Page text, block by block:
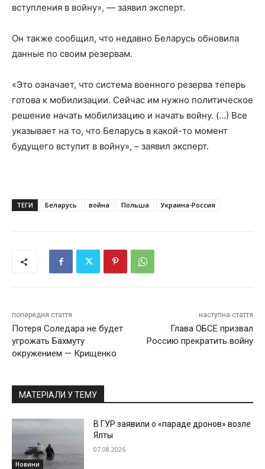
вступления в войну», — заявил эксперт.
Он также сообщил, что недавно Беларусь обновила
данные по своим резервам.
«Это означает, что система военного резерва теперь
готова к мобилизации. Сейчас им нужно политическое
решение начать мобилизацию и начать войну. (…) Все
указывает на то, что Беларусь в какой-то момент
будущего вступит в войну», – заявил эксперт.
ТЕГИ Беларусь война Польша Украина-Россия
попередня стаття
Потеря Соледара не будет
угрожать Бахмуту
окружением — Крищенко
наступна стаття
Глава ОБСЕ призвал
Россию прекратить войну
МАТЕРІАЛИ У ТЕМУ
Новини
В ГУР заявили о «параде дронов» возле
Ялты
07.08.2026